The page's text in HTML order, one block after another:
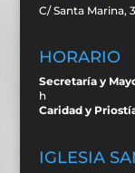
C/ Santa Marina,
HORARIO
Secretaría y
h
Caridad y
IGLESIA